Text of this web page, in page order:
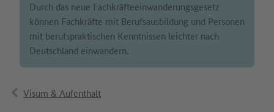
Durch das neue Fachkräfteeinwanderungsgesetz
können Fachkräfte mit Berufsausbildung und Personen
mit berufspraktischen Kenntnissen leichter nach
Deutschland einwandern.
Visum & Aufenthalt